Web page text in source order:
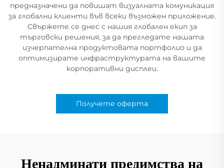
предназначени да повишат визуалната комуникация
за глобални клиенти във всеки възможен приложение.
Свържете се днес с нашия глобален екип за
търговски решения, за да прегледате нашата
изчерпателна продуктовата портфолио и да
оптимизирате инфраструктурата на вашите
корпоративни дисплеи.
Получете оферта
Ненадминати предимства на